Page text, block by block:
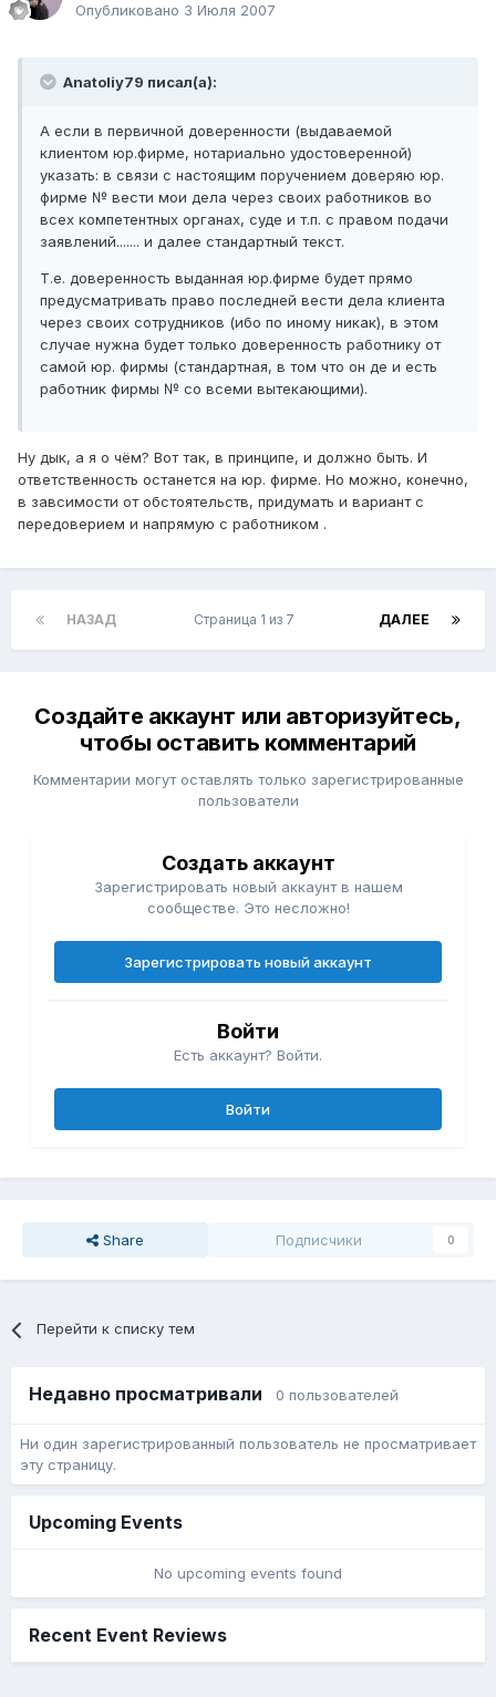
Опубликовано 3 Июля 2007
Anatoliy79 писал(а):
А если в первичной доверенности (выдаваемой
клиентом юр.фирме, нотариально удостоверенной)
указать: в связи с настоящим поручением доверяю юр.
фирме № вести мои дела через своих работников во
всех компетентных органах, суде и т.п. с правом подачи
заявлений....... и далее стандартный текст.
Т.е. доверенность выданная юр.фирме будет прямо
предусматривать право последней вести дела клиента
через своих сотрудников (ибо по иному никак), в этом
случае нужна будет только доверенность работнику от
самой юр. фирмы (стандартная, в том что он де и есть
работник фирмы № со всеми вытекающими).
Ну дык, а я о чём? Вот так, в принципе, и должно быть. И
ответственность останется на юр. фирме. Но можно, конечно,
в завсимости от обстоятельств, придумать и вариант с
передоверием и напрямую с работником .
НАЗАД ДАЛЕЕ
Страница 1 из 7
Создайте аккаунт или авторизуйтесь,
чтобы оставить комментарий
Комментарии могут оставлять только зарегистрированные
пользователи
Создать аккаунт
Зарегистрировать новый аккаунт в нашем
сообществе. Это несложно!
Зарегистрировать новый аккаунт
Войти
Есть аккаунт? Войти.
Войти
Share Подписчики 0
Перейти к списку тем
Недавно просматривали 0 пользователей
Ни один зарегистрированный пользователь не просматривает
эту страницу.
Upcoming Events
No upcoming events found
Recent Event Reviews